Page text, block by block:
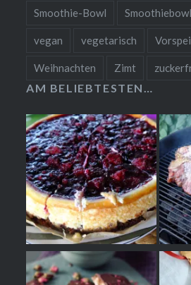
Smoothie-Bowl Smoothiebowl
vegan vegetarisch
Weihnachten Zimt
AM BELIEBTESTEN…